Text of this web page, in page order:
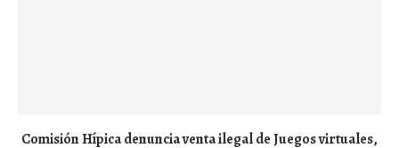
Comisión Hípica denuncia venta ilegal de Juegos virtuales,